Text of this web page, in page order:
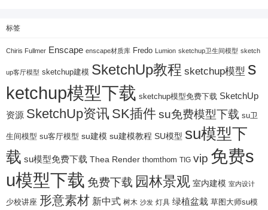
标签
Chiris Fullmer Enscape enscape材质库 Fredo Lumion sketchup卫生间模型 sketch
up客厅模型 sketchup建模 SketchUp教程 sketchup模型 s
ketchup模型下载 sketchup模型免费下载 SketchUp
资源 SketchUp资讯 SK插件su免费模型下载 su卫
生间模型 su客厅模型 su建模 su建模教程 SU模型 su模型下
载 su模型免费下载 Thea Render thomthom TIG vip 免费s
u模型下载 免费下载 园林景观 室内建模 室内设计
少校讲座 形意素材 新中式 树木 沙发 灯具 绿植盆栽 草图大师su模